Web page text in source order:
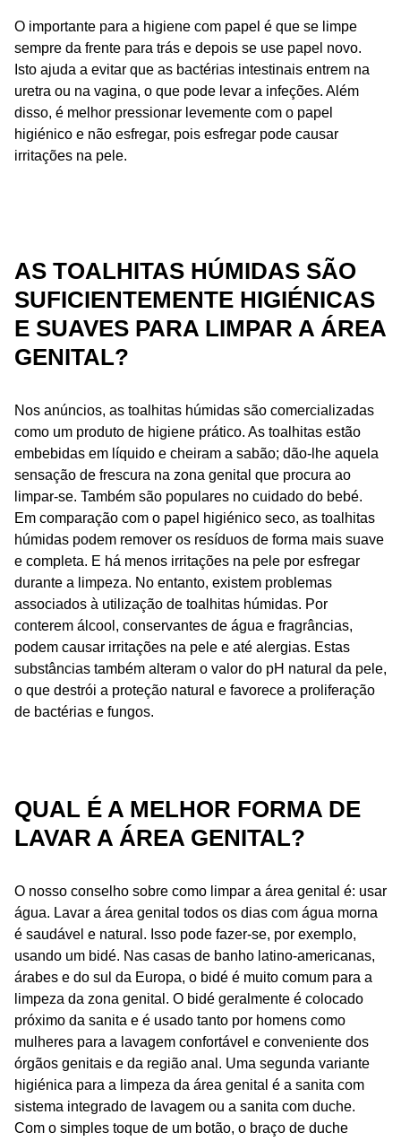
O importante para a higiene com papel é que se limpe
sempre da frente para trás e depois se use papel novo.
Isto ajuda a evitar que as bactérias intestinais entrem na
uretra ou na vagina, o que pode levar a infeções. Além
disso, é melhor pressionar levemente com o papel
higiénico e não esfregar, pois esfregar pode causar
irritações na pele.
AS TOALHITAS HÚMIDAS SÃO
SUFICIENTEMENTE HIGIÉNICAS
E SUAVES PARA LIMPAR A ÁREA
GENITAL?
Nos anúncios, as toalhitas húmidas são comercializadas
como um produto de higiene prático. As toalhitas estão
embebidas em líquido e cheiram a sabão; dão-lhe aquela
sensação de frescura na zona genital que procura ao
limpar-se. Também são populares no cuidado do bebé.
Em comparação com o papel higiénico seco, as toalhitas
húmidas podem remover os resíduos de forma mais suave
e completa. E há menos irritações na pele por esfregar
durante a limpeza. No entanto, existem problemas
associados à utilização de toalhitas húmidas. Por
conterem álcool, conservantes de água e fragrâncias,
podem causar irritações na pele e até alergias. Estas
substâncias também alteram o valor do pH natural da pele,
o que destrói a proteção natural e favorece a proliferação
de bactérias e fungos.
QUAL É A MELHOR FORMA DE
LAVAR A ÁREA GENITAL?
O nosso conselho sobre como limpar a área genital é: usar
água. Lavar a área genital todos os dias com água morna
é saudável e natural. Isso pode fazer-se, por exemplo,
usando um bidé. Nas casas de banho latino-americanas,
árabes e do sul da Europa, o bidé é muito comum para a
limpeza da zona genital. O bidé geralmente é colocado
próximo da sanita e é usado tanto por homens como
mulheres para a lavagem confortável e conveniente dos
órgãos genitais e da região anal. Uma segunda variante
higiénica para a limpeza da área genital é a sanita com
sistema integrado de lavagem ou a sanita com duche.
Com o simples toque de um botão, o braço de duche